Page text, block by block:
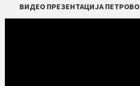
ВИДЕО ПРЕЗЕНТАЦИЈА ПЕТРОВО